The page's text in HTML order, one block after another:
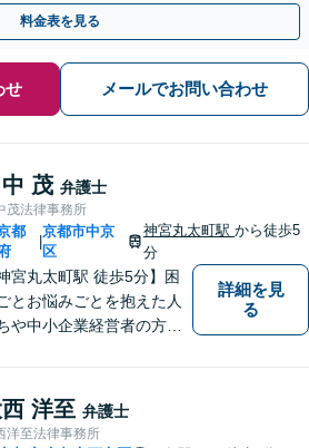
【京都市役所前駅1分】
料金表を見る
せ メールでお問い合わせ
中 茂 弁護士
茂法律事務所
都
|
京都市中京
区
神宮丸太町駅から徒歩5
分
神宮丸太町駅 徒歩5分】困
とお悩みごとを抱えた人
や中小企業経営者の方々
モットーとして全力でそ
解決にあたります。どんな
難でも、常に明るく、前
詳細を見
る
洋至 弁護士
洋至法律事務所